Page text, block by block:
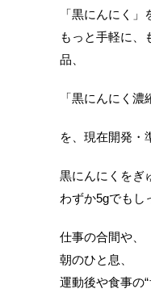
「黒にんにく」
もっと手軽に、
品、
「黒にんにく濃
を、現在開発・
黒にんにくをぎ
わずか5gでもし
仕事の合間や、
朝のひと息、
運動後や食事の